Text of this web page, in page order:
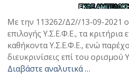
Με την 113262/Δ2//13-09-2021
επιλογής Υ.Σ.Ε.Φ.Ε., τα κριτήρια
καθήκοντα Υ.Σ.Ε.Φ.Ε., ενώ
διευκρινίσεις επί του ορισμού
Διαβάστε αναλυτικά …